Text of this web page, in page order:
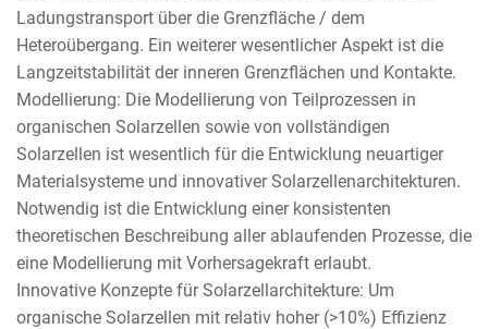
Ladungstransport über die Grenzfläche / dem
Heteroübergang. Ein weiterer wesentlicher Aspekt ist die
Langzeitstabilität der inneren Grenzflächen und Kontakte.
Modellierung: Die Modellierung von Teilprozessen in
organischen Solarzellen sowie von vollständigen
Solarzellen ist wesentlich für die Entwicklung neuartiger
Materialsysteme und innovativer Solarzellenarchitekturen.
Notwendig ist die Entwicklung einer konsistenten
theoretischen Beschreibung aller ablaufenden Prozesse, die
eine Modellierung mit Vorhersagekraft erlaubt.
Innovative Konzepte für Solarzellarchitekture: Um
organische Solarzellen mit relativ hoher (>10%) Effizienz